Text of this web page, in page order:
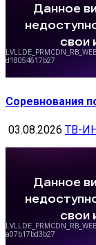
Соревнования
03.08.2026 ТВ-